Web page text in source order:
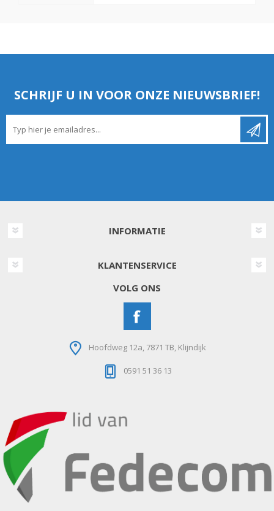
SCHRIJF U IN VOOR ONZE NIEUWSBRIEF!
INFORMATIE
KLANTENSERVICE
VOLG ONS
Hoofdweg 12a, 7871 TB, Klijndijk
0591 51 36 13